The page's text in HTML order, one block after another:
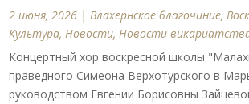
2 июня, 2026 |Влахернское благочиние,
Культура,Новости,Новости
Концертный хор воскресной школы
праведного Симеона Верхотурского в
руководством Евгении Борисовны